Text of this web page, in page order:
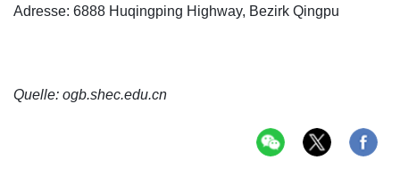
Adresse: 6888 Huqingping Highway, Bezirk Qingpu
Quelle: ogb.shec.edu.cn